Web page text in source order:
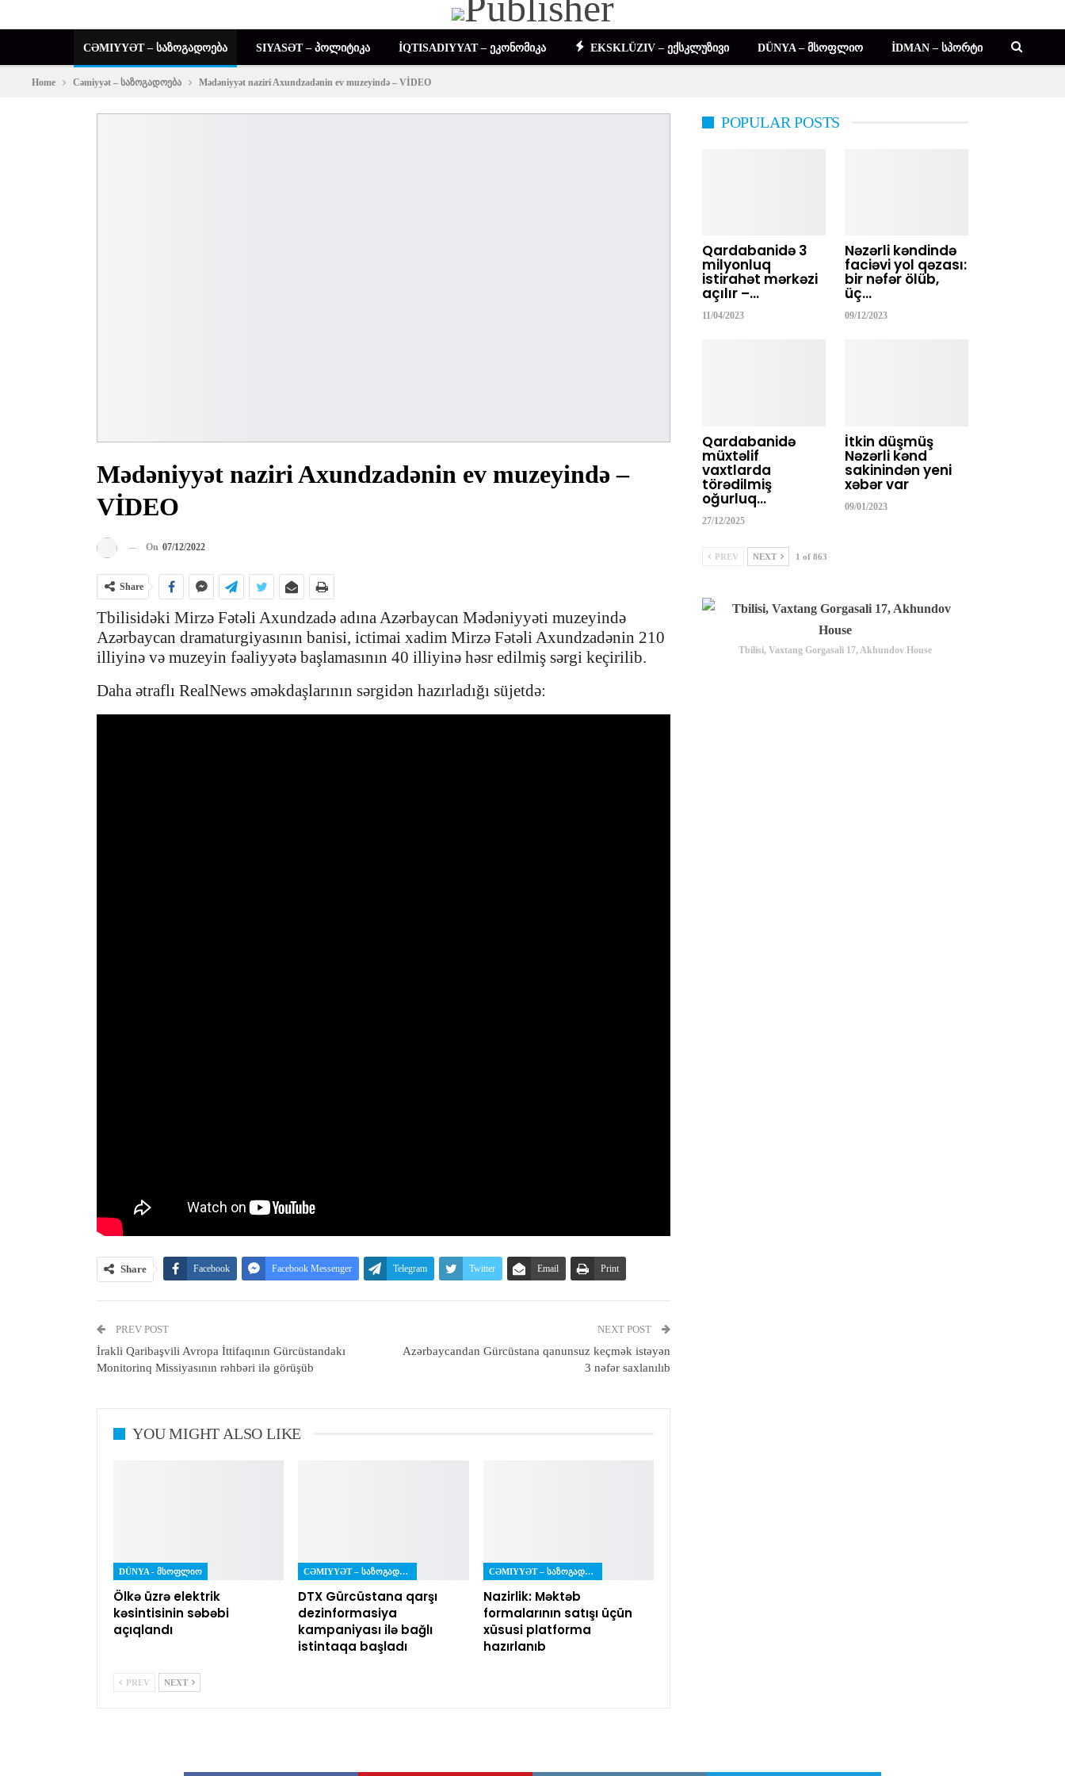
CƏMIYYƏT – ᲡᲐᲖᲝᲒᲐᲓᲝᲔᲑᲐ SIYASƏT – ᲞᲝᲚᲘᲢᲘᲙᲐ İQTISADIYYAT – ᲔᲙᲝᲜᲝᲛᲘᲙᲐ EKSKLÜZIV – ᲔᲥᲡᲙᲚᲣᲖᲘᲕᲘ DÜNYA – ᲛᲡᲝᲤᲚᲘᲝ İDMAN – ᲡᲞᲝᲠᲢᲘ
Home Cəmiyyət – საზოგადოება Mədəniyyət naziri Axundzadənin ev muzeyində – VİDEO
Mədəniyyət naziri Axundzadənin ev muzeyində –
VİDEO
On 07/12/2022
Share
Tbilisidəki Mirzə Fətəli Axundzadə adına Azərbaycan Mədəniyyəti muzeyində
Azərbaycan dramaturgiyasının banisi, ictimai xadim Mirzə Fətəli Axundzadənin 210
illiyinə və muzeyin fəaliyyətə başlamasının 40 illiyinə həsr edilmiş sərgi keçirilib.
Daha ətraflı RealNews əməkdaşlarının sərgidən hazırladığı süjetdə:
Share Facebook Facebook Messenger Telegram Twitter Email Print
PREV POST
İrakli Qaribaşvili Avropa İttifaqının Gürcüstandakı
Monitorinq Missiyasının rəhbəri ilə görüşüb
NEXT POST
Azərbaycandan Gürcüstana qanunsuz keçmək istəyən
3 nəfər saxlanılıb
YOU MIGHT ALSO LIKE
DÜNYA - ᲛᲡᲝᲤᲚᲘᲝ
Ölkə üzrə elektrik
kəsintisinin səbəbi
açıqlandı
CƏMIYYƏT – ᲡᲐᲖᲝᲒᲐᲓᲝᲔᲑᲐ
DTX Gürcüstana qarşı
dezinformasiya
kampaniyası ilə bağlı
istintaqa başladı
CƏMIYYƏT – ᲡᲐᲖᲝᲒᲐᲓᲝᲔᲑᲐ
Nazirlik: Məktəb
formalarının satışı üçün
xüsusi platforma
hazırlanıb
PREV NEXT
POPULAR POSTS
Qardabanidə 3
milyonluq
istirahət mərkəzi
açılır –…
11/04/2023
Nəzərli kəndində
faciəvi yol qəzası:
bir nəfər ölüb,
üç…
09/12/2023
Qardabanidə
müxtəlif
vaxtlarda
törədilmiş
oğurluq…
27/12/2025
İtkin düşmüş
Nəzərli kənd
sakinindən yeni
xəbər var
09/01/2023
PREV NEXT 1 of 863
Tbilisi, Vaxtang Gorgasali 17, Akhundov House